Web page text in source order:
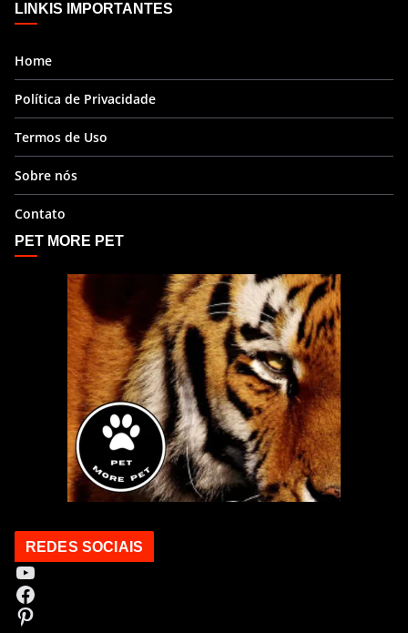
LINKIS IMPORTANTES
Home
Política de Privacidade
Termos de Uso
Sobre nós
Contato
PET MORE PET
REDES SOCIAIS
Youtube
Facebook
Pinterest